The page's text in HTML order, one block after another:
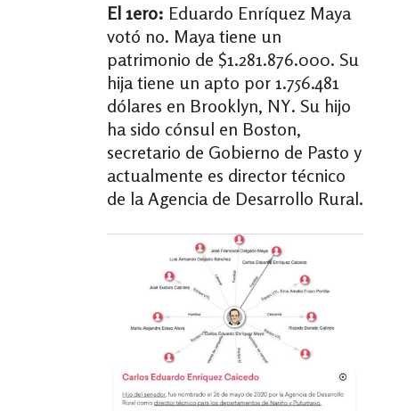
El 1ero: Eduardo Enríquez Maya
votó no. Maya tiene un
patrimonio de $1.281.876.000. Su
hija tiene un apto por 1.756.481
dólares en Brooklyn, NY. Su hijo
ha sido cónsul en Boston,
secretario de Gobierno de Pasto y
actualmente es director técnico
de la Agencia de Desarrollo Rural.